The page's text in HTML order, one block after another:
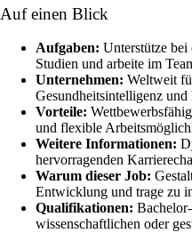
Auf einen Blick
Aufgaben: Unterstütze
Studien und arbeite im
Unternehmen: Weltweit
Gesundheitsintelligenz
Vorteile:
und flexible
Weitere Informationen:
hervorragenden
Warum dieser Job:
Entwicklung und trage zu
Qualifikationen:
wissenschaftlichen oder